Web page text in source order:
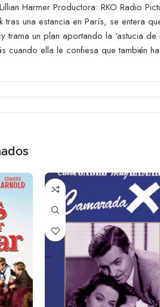
Harmer Productora: RKO Radio
tras una estancia en París, se entera
trama un plan aportando la ‘astucia
cuando ella le confiesa que también